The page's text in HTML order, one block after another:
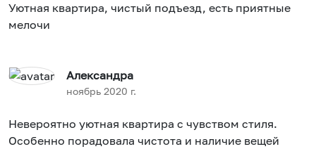
Уютная квартира, чистый подъезд, есть приятные
мелочи
Александра
ноябрь 2020 г.
Невероятно уютная квартира с чувством стиля.
Особенно порадовала чистота и наличие вещей